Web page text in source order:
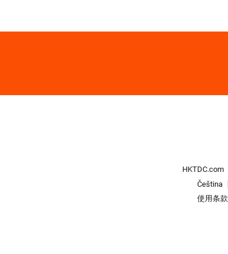
HKTDC.com
Čeština
使用条款